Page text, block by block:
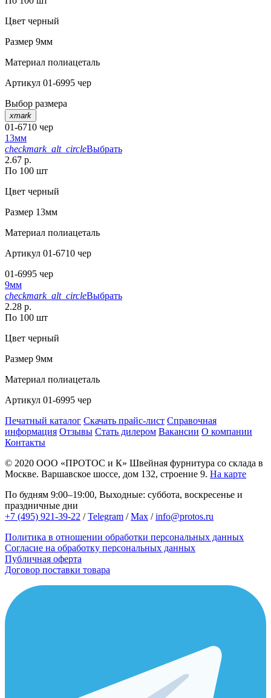
Цвет черный
Размер 9мм
Материал полиацеталь
Артикул 01-6995 чер
Выбор размера
xmark
01-6710 чер
13мм
checkmark_alt_circleВыбрать
2.67 р.
По 100 шт
Цвет черный
Размер 13мм
Материал полиацеталь
Артикул 01-6710 чер
01-6995 чер
9мм
checkmark_alt_circleВыбрать
2.28 р.
По 100 шт
Цвет черный
Размер 9мм
Материал полиацеталь
Артикул 01-6995 чер
Печатный каталог Скачать прайс-лист Справочная
информация Отзывы Стать дилером Вакансии О компании
Контакты
© 2020 ООО «ПРОТОС и К» Швейная фурнитура со склада в
Москве. Варшавское шоссе, дом 132, строение 9. На карте
По будням 9:00–19:00, Выходные: суббота, воскресенье и
праздничные дни
+7 (495) 921-39-22 /Telegram /Max /info@protos.ru
Политика в отношении обработки персональных данных
Согласие на обработку персональных данных
Публичная оферта
Договор поставки товара